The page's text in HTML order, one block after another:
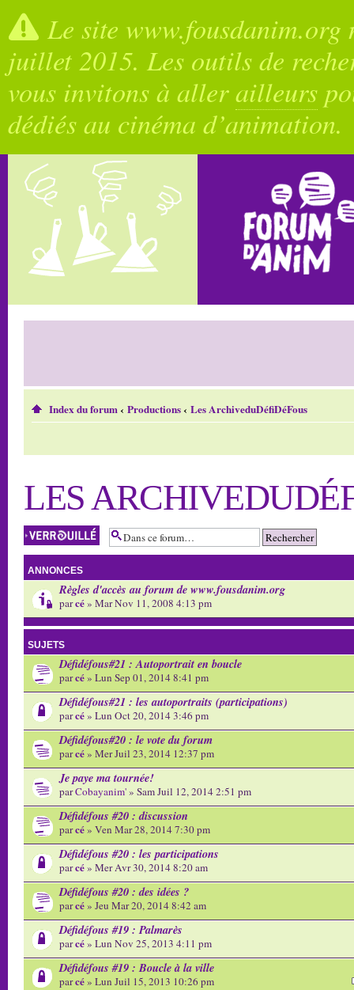
Le site
juillet 2015. Les outils de
vous invitons à allerailleurs
dédiés au cinéma d’animation.
Index du forum‹ Productions‹ Les ArchiveduDéfiDéFous
LES
Forum verrouillé
ANNONCES
Règles d'accès au forum de www.fousdanim.org
parcé» Mar Nov 11, 2008 4:13 pm
SUJETS
Défidéfous#21 : Autoportrait en boucle
parcé» Lun Sep 01, 2014 8:41 pm
Défidéfous#21 : les autoportraits (participations)
parcé» Lun Oct 20, 2014 3:46 pm
Défidéfous#20 : le vote du forum
parcé» Mer Juil 23, 2014 12:37 pm
Je paye ma tournée!
parCobayanim'» Sam Juil 12, 2014 2:51 pm
Défidéfous #20 : discussion
parcé» Ven Mar 28, 2014 7:30 pm
Défidéfous #20 : les participations
parcé» Mer Avr 30, 2014 8:20 am
Défidéfous #20 : des idées ?
parcé» Jeu Mar 20, 2014 8:42 am
Défidéfous #19 : Palmarès
parcé» Lun Nov 25, 2013 4:11 pm
Défidéfous #19 : Boucle à la ville
parcé» Lun Juil 15, 2013 10:26 pm